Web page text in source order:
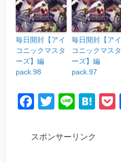
毎日開封【アイ
コニックマスタ
ーズ】編
pack.98
毎日開封【アイ
コニックマスタ
ーズ】編
pack.97
F
c
T
tt
Li
e
H
スポンサーリンク